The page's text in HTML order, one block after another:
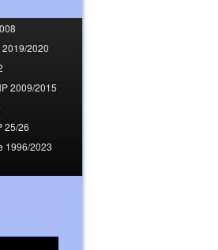
2019/2020
2009/2015
25/26
1996/2023